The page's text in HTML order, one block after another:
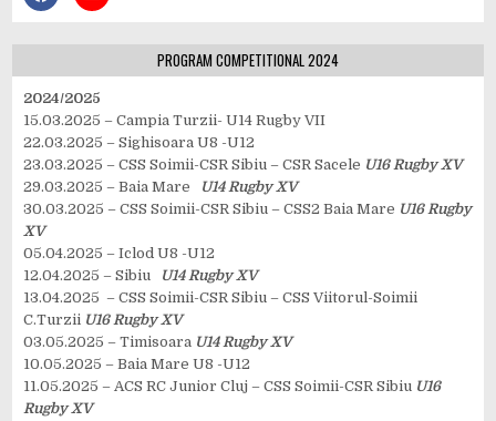
PROGRAM COMPETITIONAL 2024
2024/2025
15.03.2025 – Campia Turzii- U14 Rugby VII
22.03.2025 – Sighisoara U8 -U12
23.03.2025 – CSS Soimii-CSR Sibiu – CSR Sacele U16 Rugby XV
29.03.2025 – Baia Mare
U14 Rugby XV
30.03.2025 – CSS Soimii-CSR Sibiu – CSS2 Baia Mare U16 Rugby
XV
05.04.2025 – Iclod U8 -U12
12.04.2025 – Sibiu
U14 Rugby XV
13.04.2025 – CSS Soimii-CSR Sibiu – CSS Viitorul-Soimii
C.Turzii U16 Rugby XV
03.05.2025 – Timisoara U14 Rugby XV
10.05.2025 – Baia Mare U8 -U12
11.05.2025 – ACS RC Junior Cluj – CSS Soimii-CSR Sibiu U16
Rugby XV